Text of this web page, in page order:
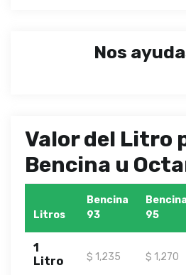
Nos
Valor del Litro
Bencina u
Litros
Bencina
93
Bencina
95
1
Litro
$ 1,235 $ 1,270